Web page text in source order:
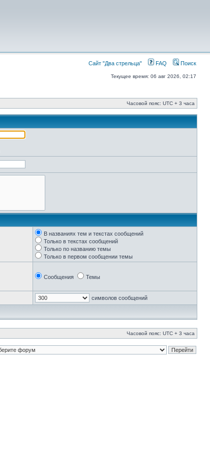
Сайт "Два стрельца" FAQ Поиск
Текущее время: 06 авг 2026, 02:17
Часовой пояс: UTC + 3 часа
В названиях тем и текстах сообщений
Только в текстах сообщений
Только по названию темы
Только в первом сообщении темы
Сообщения Темы
символов сообщений
Часовой пояс: UTC + 3 часа